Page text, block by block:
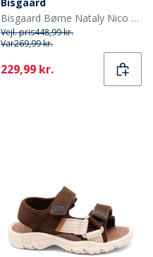
Bisgaard Børne Nataly Nico Sandal Nude Mix
Vejl. pris448,99 kr.
Var269,99 kr.
Current
229,99 kr.